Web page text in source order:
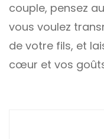
couple, pensez
vous voulez
de votre fils, et
cœur et vos